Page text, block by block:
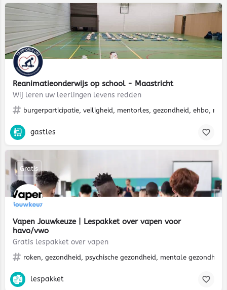
Reanimatieonderwijs op school - Maastricht
Wij leren uw leerlingen levens redden
burgerparticipatie, veiligheid, mentorles, gezondheid, ehbo,
gastles
Vapen Jouwkeuze | Lespakket over vapen voor
havo/vwo
Gratis lespakket over vapen
roken, gezondheid, psychische gezondheid, mentale gezondheid
Gratis
lespakket